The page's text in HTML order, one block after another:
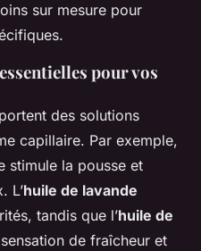
sur mesure pour
pour vos
des solutions
capillaire. Par exemple,
stimule la pousse et
L’huile de lavande
tandis que l’huile de
de fraîcheur et